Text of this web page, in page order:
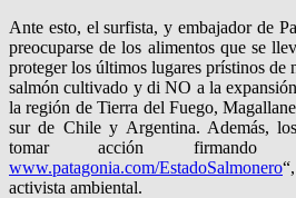
Ante esto, el surfista, y embajador de
preocuparse de los alimentos que se
proteger los últimos lugares prístinos de
salmón cultivado y di NO a la
la región de Tierra del Fuego,
sur de Chile y Argentina. Además,
tomar acción
www.patagonia.com/EstadoSalmonero
activista ambiental.